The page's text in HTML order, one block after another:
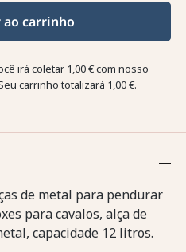
carrinho
irá coletar 1,00 €com nosso
carrinho totalizará 1,00 €.
de metal para pendurar
para cavalos, alça de
capacidade 12 litros.